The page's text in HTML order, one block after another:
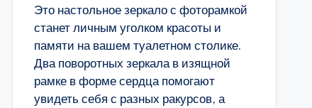
Это настольное зеркало с фоторамкой
станет личным уголком красоты и
памяти на вашем туалетном столике.
Два поворотных зеркала в изящной
рамке в форме сердца помогают
увидеть себя с разных ракурсов, а